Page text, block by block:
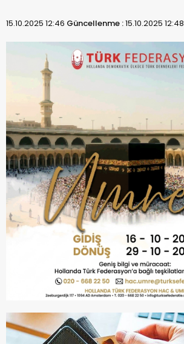
15.10.2025 12:46 Güncellenme :15.10.2025 12:48